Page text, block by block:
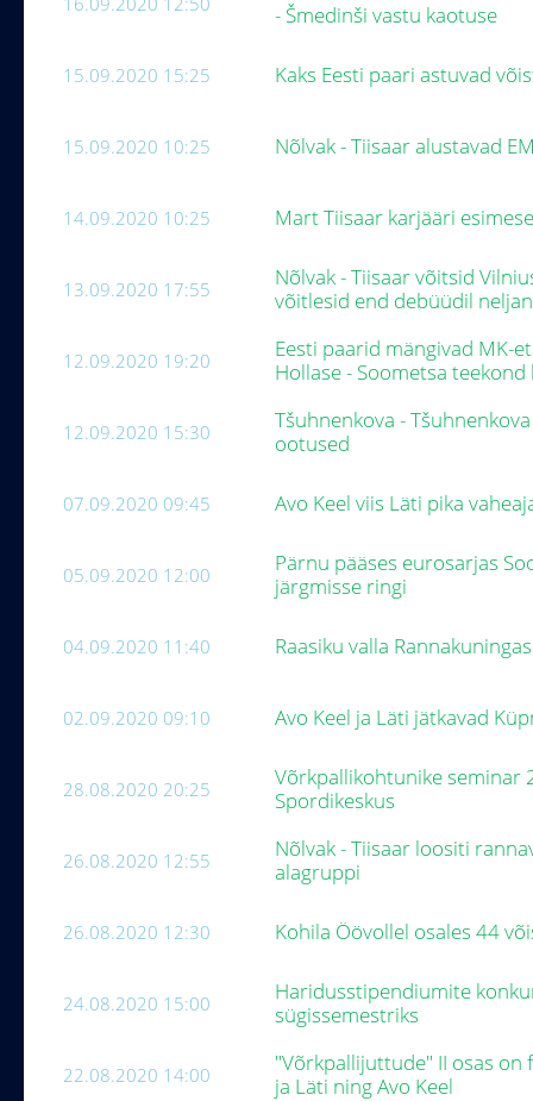
- Šmedinši vastu kaotuse
15.09.2020 15:25 Kaks Eesti paari astuvad
15.09.2020 10:25 Nõlvak - Tiisaar alustavad
14.09.2020 10:25 Mart Tiisaar karjääri
13.09.2020 17:55
Nõlvak - Tiisaar võitsid
võitlesid end debüüdil
12.09.2020 19:20
Eesti paarid mängivad MK-
Hollase - Soometsa
12.09.2020 15:30
Tšuhnenkova -
ootused
07.09.2020 09:45 Avo Keel viis Läti pika
05.09.2020 12:00
Pärnu pääses eurosarjas
järgmisse ringi
04.09.2020 11:40 Raasiku valla
02.09.2020 09:10 Avo Keel ja Läti jätkavad
28.08.2020 20:25
Võrkpallikohtunike seminar
Spordikeskus
26.08.2020 12:55
Nõlvak - Tiisaar loositi
alagruppi
26.08.2020 12:30 Kohila Öövollel osales 44
24.08.2020 15:00
Haridusstipendiumite
sügissemestriks
22.08.2020 14:00
"Võrkpallijuttude" II osas on
ja Läti ning Avo Keel